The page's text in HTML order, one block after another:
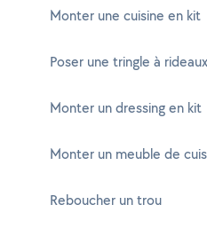
Monter une cuisine en kit
Poser une tringle à rideaux
Monter un dressing en kit
Monter un meuble de
Reboucher un trou